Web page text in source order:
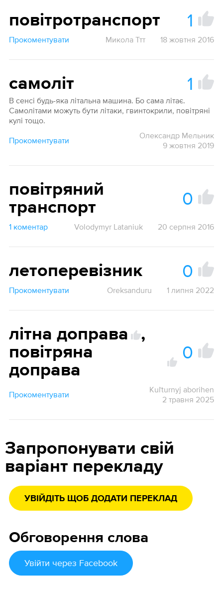
повітротранспорт 1
Прокоментувати Микола Ттт 18 жовтня 2016
самоліт 1
В сенсі будь-яка літальна машина. Бо сама літає.
Самолітами можуть бути літаки, гвинтокрили, повітряні
кулі тощо.
Прокоментувати
Олександр Мельник
9 жовтня 2019
повітряний
транспорт
0
1 коментар Volodymyr Lataniuk 20 серпня 2016
летоперевізник 0
Прокоментувати Oreksanduru 1 липня 2022
літна доправа
,
повітряна
доправа
0
Прокоментувати
Kuľturnyj aborihen
2 травня 2025
Запропонувати свій
варіант перекладу
УВІЙДІТЬ ЩОБ ДОДАТИ ПЕРЕКЛАД
Обговорення слова
Увійти через Facebook